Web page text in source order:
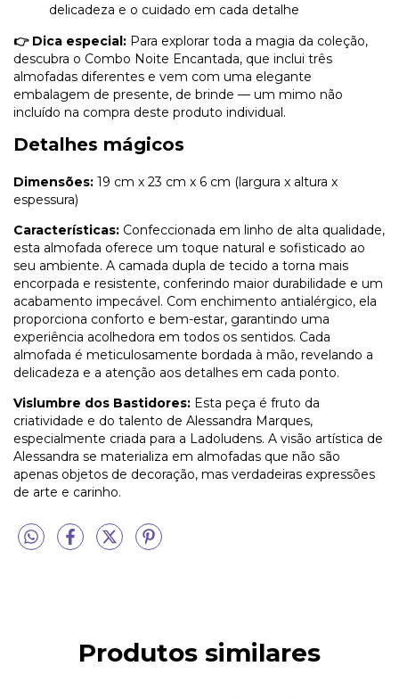
delicadeza e o cuidado em cada detalhe
👉 Dica especial: Para explorar toda a magia da coleção,
descubra o Combo Noite Encantada, que inclui três
almofadas diferentes e vem com uma elegante
embalagem de presente, de brinde — um mimo não
incluído na compra deste produto individual.
Detalhes mágicos
Dimensões: 19 cm x 23 cm x 6 cm (largura x altura x
espessura)
Características: Confeccionada em linho de alta qualidade,
esta almofada oferece um toque natural e sofisticado ao
seu ambiente. A camada dupla de tecido a torna mais
encorpada e resistente, conferindo maior durabilidade e um
acabamento impecável. Com enchimento antialérgico, ela
proporciona conforto e bem-estar, garantindo uma
experiência acolhedora em todos os sentidos. Cada
almofada é meticulosamente bordada à mão, revelando a
delicadeza e a atenção aos detalhes em cada ponto.
Vislumbre dos Bastidores: Esta peça é fruto da
criatividade e do talento de Alessandra Marques,
especialmente criada para a Ladoludens. A visão artística de
Alessandra se materializa em almofadas que não são
apenas objetos de decoração, mas verdadeiras expressões
de arte e carinho.
Produtos similares